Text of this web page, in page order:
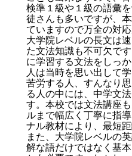
検準１級や１級の語彙
徒さんも多いですが、
ていますので万全の対応
大学院レベルの長文は
た文法知識も不可欠で
に学習する文法をしっ
人は当時を思い出して
苦労する人、すんなり
る人の中には、中学文
す。本校では文法講座
ルまで幅広く丁寧に指
ナル教材により、最短
また、大学院レベルの
解な語だけではなく基